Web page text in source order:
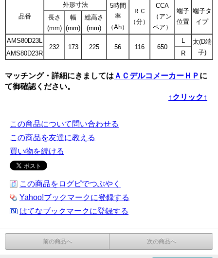
品番
外形寸法
5時間
率
（Ah）
ＲＣ
（分）
CCA
（アン
ペア）
端子
位置
端子タ
イプ
長さ
(mm)
幅
(mm)
総高さ
(mm)
AMS80D23L
232
173 225 56 116 650
L
太(D端
子)
AMS80D23R R
マッチング・詳細にきましては ＡＣデルコメーカーＨＰ に
て御確認ください。
↑クリック↑
この商品について問い合わせる
この商品を友達に教える
買い物を続ける
この商品をログピでつぶやく
Yahoo!ブックマークに登録する
はてなブックマークに登録する
前の商品へ 次の商品へ